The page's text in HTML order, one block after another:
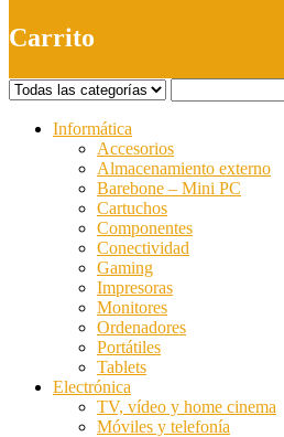
Carrito
Informática
Accesorios
Almacenamiento externo
Barebone – Mini PC
Cartuchos
Componentes
Conectividad
Gaming
Impresoras
Monitores
Ordenadores
Portátiles
Tablets
Electrónica
TV, vídeo y home cinema
Móviles y telefonía